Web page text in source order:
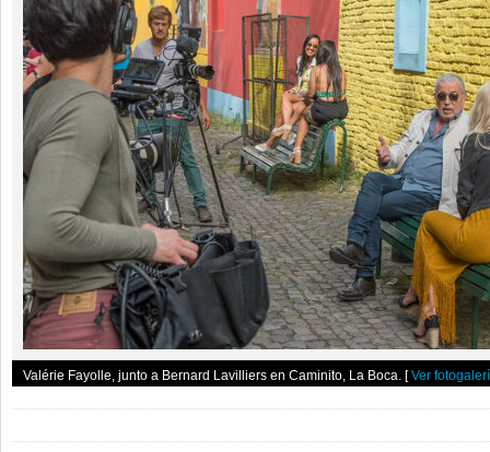
Valérie Fayolle, junto a Bernard Lavilliers en Caminito, La Boca. [Ver